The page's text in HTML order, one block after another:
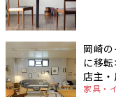
岡崎
に移
店主
家具・